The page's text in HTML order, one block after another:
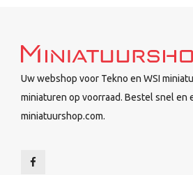
Uw webshop voor Tekno en WSI
miniaturen op voorraad. Bestel snel en
miniatuurshop.com.